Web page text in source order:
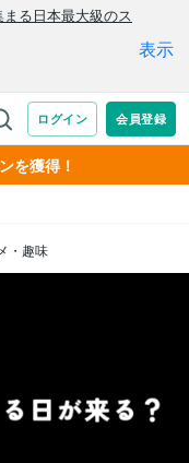
を獲得！
・趣味